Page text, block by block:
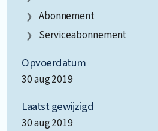
Abonnement
Serviceabonnement
Opvoerdatum
30 aug 2019
Laatst gewijzigd
30 aug 2019